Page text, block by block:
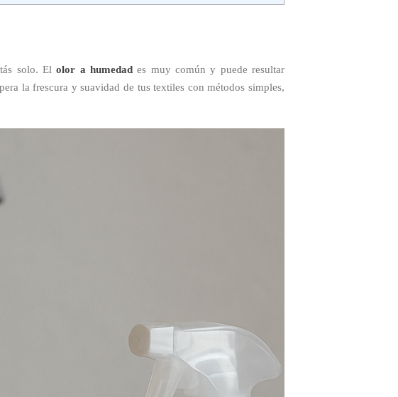
solo. Elolor a humedad es muy común y puede resultar
la frescura y suavidad de tus textiles con métodos simples,